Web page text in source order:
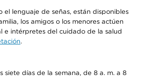
el lenguaje de señas, están disponibles
los amigos o los menores actúen
e intérpretes del cuidado de la salud
.
siete días de la semana, de 8 a. m. a 8